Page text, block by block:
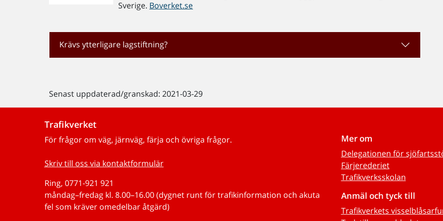
Sverige. Boverket.se
Krävs ytterligare lagstiftning?
Senast uppdaterad/granskad: 2021-03-29
Trafikverket
För frågor om väg, järnväg, färja och övriga frågor.
Skriv till oss via kontaktformulär
Ring, 0771-921 921
måndag–fredag kl. 8.00–16.00 (dygnet runt för trafikinformation och akuta
fel som kräver omedelbar åtgärd)
Mer om
Delegationen för
Färjerederiet
Trafikverksskolan
Anmäl och tyck till
Trafikverkets